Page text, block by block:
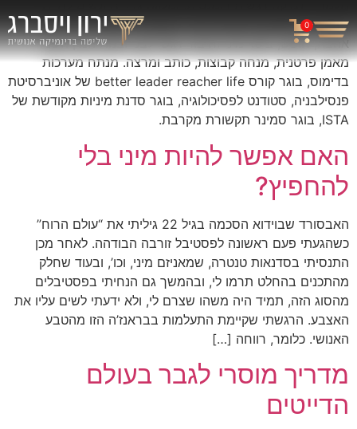
0
רומנטיים מספקים ומהנים יותר. מאפשר לאנשים לחוות יותר
אהבה, חופש, ביטוי מיני וחיבור רגשי לבני ובנות המין השני.
מאמן פרטנית, מנחה קבוצות, כותב ומרצה. מנתח מערכות
בדימוס, בוגר קורס better leader reacher life של אוניברסיטת
פנסילבניה, סטודנט לפסיכולוגיה, בוגר סדנת מיניות מקודשת של
ISTA, בוגר סמינר תקשורת מקרבת.
האם אפשר להיות מיני בלי
להחפיץ?
האבסורד שבוידוא הסכמה בגיל 22 גיליתי את “עולם הרוח”
כשהגעתי פעם ראשונה לפסטיבל זורבה הבודהה. לאחר מכן
התנסיתי בסדנאות טנטרה, שמאניזם מיני, וכו’, ובעוד שחלק
מהתכנים בהחלט תרמו לי, ובהמשך גם הנחיתי בפסטיבלים
מהסוג הזה, תמיד היה משהו שצרם לי, ולא ידעתי לשים עליו את
האצבע. הרגשתי שקיימת התעלמות בבראנז’ה הזו מהטבע
האנושי. כלומר, רווחה […]
מדריך מוסרי לגבר בעולם
הדייטים